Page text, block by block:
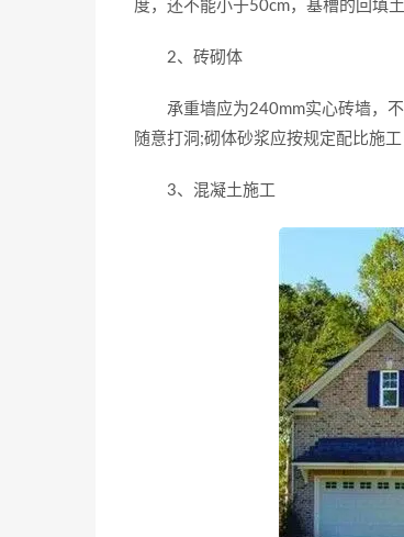
度，还不能小于50cm，基槽的回填
2、砖砌体
承重墙应为240mm实心砖墙，不
随意打洞;砌体砂浆应按规定配比施
3、混凝土施工